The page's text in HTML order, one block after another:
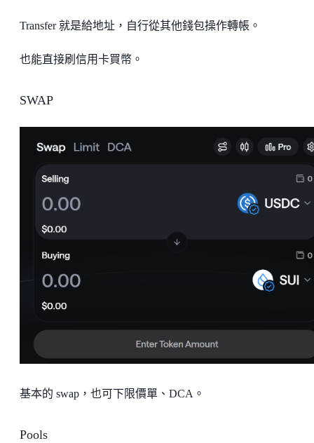
Transfer 就是給地址，自行從其他錢包操作轉帳。
也能直接刷信用卡買幣。
SWAP
基本的 swap，也可下限價單、DCA。
Pools